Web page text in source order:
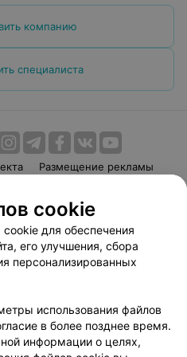
компанию
специалиста
Размещение рекламы
Способы оплаты
Партнеры
103.by
данных
cookie
для обеспечения
его улучшения, сбора
персонализированных
использования файлов
в более позднее время.
информации о целях,